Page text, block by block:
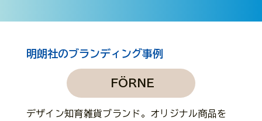
COLOR
Design
パッケージデザイン
明朗社のブランディング事例
FÖRNE
デザイン知育雑貨ブランド。オリジナル商品を